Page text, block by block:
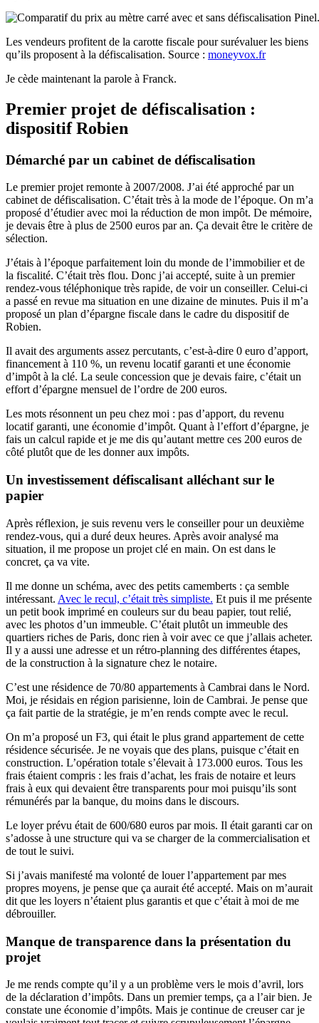
Les vendeurs profitent de la carotte fiscale pour surévaluer les biens
qu’ils proposent à la défiscalisation. Source : moneyvox.fr
Je cède maintenant la parole à Franck.
Premier projet de défiscalisation :
dispositif Robien
Démarché par un cabinet de défiscalisation
Le premier projet remonte à 2007/2008. J’ai été approché par un
cabinet de défiscalisation. C’était très à la mode de l’époque. On m’a
proposé d’étudier avec moi la réduction de mon impôt. De mémoire,
je devais être à plus de 2500 euros par an. Ça devait être le critère de
sélection.
J’étais à l’époque parfaitement loin du monde de l’immobilier et de
la fiscalité. C’était très flou. Donc j’ai accepté, suite à un premier
rendez-vous téléphonique très rapide, de voir un conseiller. Celui-ci
a passé en revue ma situation en une dizaine de minutes. Puis il m’a
proposé un plan d’épargne fiscale dans le cadre du dispositif de
Robien.
Il avait des arguments assez percutants, c’est-à-dire 0 euro d’apport,
financement à 110 %, un revenu locatif garanti et une économie
d’impôt à la clé. La seule concession que je devais faire, c’était un
effort d’épargne mensuel de l’ordre de 200 euros.
Les mots résonnent un peu chez moi : pas d’apport, du revenu
locatif garanti, une économie d’impôt. Quant à l’effort d’épargne, je
fais un calcul rapide et je me dis qu’autant mettre ces 200 euros de
côté plutôt que de les donner aux impôts.
Un investissement défiscalisant alléchant sur le
papier
Après réflexion, je suis revenu vers le conseiller pour un deuxième
rendez-vous, qui a duré deux heures. Après avoir analysé ma
situation, il me propose un projet clé en main. On est dans le
concret, ça va vite.
Il me donne un schéma, avec des petits camemberts : ça semble
intéressant. Avec le recul, c’était très simpliste. Et puis il me présente
un petit book imprimé en couleurs sur du beau papier, tout relié,
avec les photos d’un immeuble. C’était plutôt un immeuble des
quartiers riches de Paris, donc rien à voir avec ce que j’allais acheter.
Il y a aussi une adresse et un rétro-planning des différentes étapes,
de la construction à la signature chez le notaire.
C’est une résidence de 70/80 appartements à Cambrai dans le Nord.
Moi, je résidais en région parisienne, loin de Cambrai. Je pense que
ça fait partie de la stratégie, je m’en rends compte avec le recul.
On m’a proposé un F3, qui était le plus grand appartement de cette
résidence sécurisée. Je ne voyais que des plans, puisque c’était en
construction. L’opération totale s’élevait à 173.000 euros. Tous les
frais étaient compris : les frais d’achat, les frais de notaire et leurs
frais à eux qui devaient être transparents pour moi puisqu’ils sont
rémunérés par la banque, du moins dans le discours.
Le loyer prévu était de 600/680 euros par mois. Il était garanti car on
s’adosse à une structure qui va se charger de la commercialisation et
de tout le suivi.
Si j’avais manifesté ma volonté de louer l’appartement par mes
propres moyens, je pense que ça aurait été accepté. Mais on m’aurait
dit que les loyers n’étaient plus garantis et que c’était à moi de me
débrouiller.
Manque de transparence dans la présentation du
projet
Je me rends compte qu’il y a un problème vers le mois d’avril, lors
de la déclaration d’impôts. Dans un premier temps, ça a l’air bien. Je
constate une économie d’impôts. Mais je continue de creuser car je